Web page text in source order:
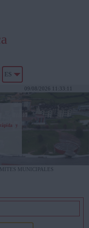
ES
09/08/2026 11:33:12
y
MUNICIPALES